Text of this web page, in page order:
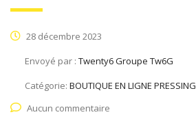
28 décembre 2023
Envoyé par : Twenty6 Groupe Tw6G
Catégorie: BOUTIQUE EN LIGNE PRESSING
Aucun commentaire